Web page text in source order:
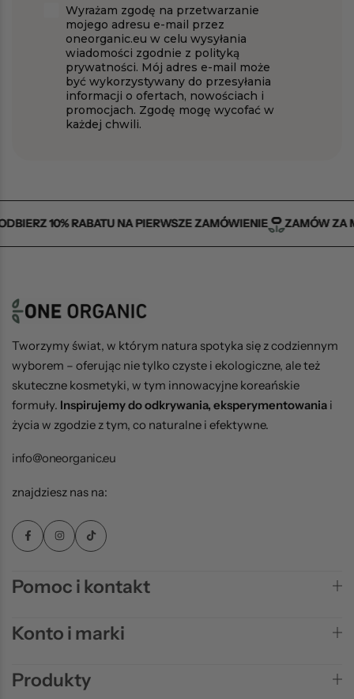
ZgodaWyrażam zgodę na przetwarzanie
mojego adresu e-mail przez
oneorganic.eu w celu wysyłania
wiadomości zgodnie z polityką
prywatności. Mój adres e-mail może
być wykorzystywany do przesyłania
informacji o ofertach, nowościach i
promocjach. Zgodę mogę wycofać w
każdej chwili.
10% RABATU NA PIERWSZE ZAMÓWIENIE ZAMÓW ZA
10% RABATU NA PIERWSZE ZAMÓWIENIE ZAMÓW ZA
10% RABATU NA PIERWSZE ZAMÓWIENIE ZAMÓW ZA
Tworzymy świat, w którym natura spotyka się z codziennym
wyborem – oferując nie tylko czyste i ekologiczne, ale też
skuteczne kosmetyki, w tym innowacyjne koreańskie
formuły. Inspirujemy do odkrywania, eksperymentowania i
życia w zgodzie z tym, co naturalne i efektywne.
info@oneorganic.eu
znajdziesz nas na:
Pomoc i kontakt
Konto i marki
Produkty